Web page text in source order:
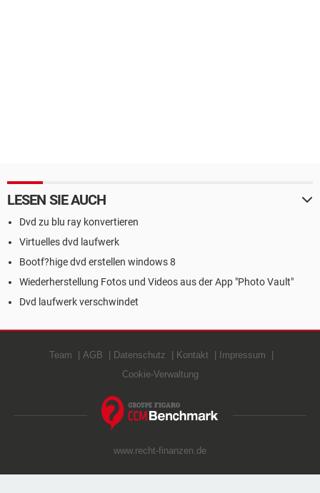
LESEN SIE AUCH
Dvd zu blu ray konvertieren
Virtuelles dvd laufwerk
Bootf?hige dvd erstellen windows 8
Wiederherstellung Fotos und Videos aus der App "Photo Vault"
Dvd laufwerk verschwindet
Team AGB Datenschutz Kontakt
Impressum
Cookie-Verwaltung
www.recht-finanzen.de